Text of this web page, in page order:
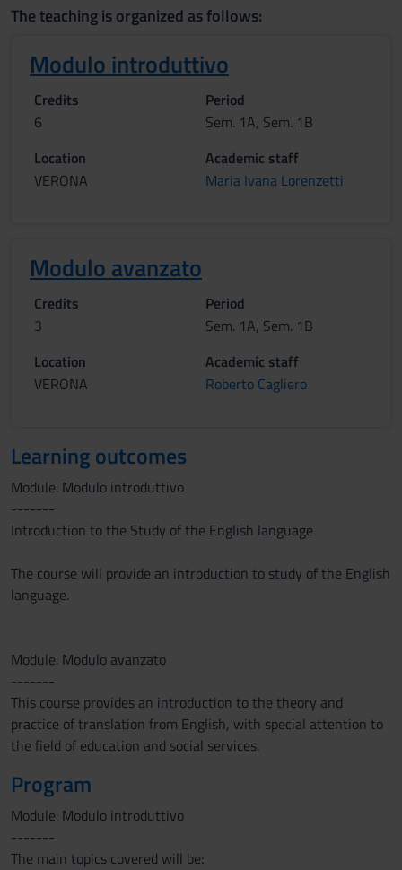
The teaching is organized as follows:
Modulo introduttivo
Credits
6
Period
Sem. 1A, Sem. 1B
Location
VERONA
Academic staff
Maria Ivana Lorenzetti
Modulo avanzato
Credits
3
Period
Sem. 1A, Sem. 1B
Location
VERONA
Academic staff
Roberto Cagliero
Learning outcomes
Module: Modulo introduttivo
-------
Introduction to the Study of the English language
The course will provide an introduction to study of the English
language.
Module: Modulo avanzato
-------
This course provides an introduction to the theory and
practice of translation from English, with special attention to
the field of education and social services.
Program
Module: Modulo introduttivo
-------
The main topics covered will be: